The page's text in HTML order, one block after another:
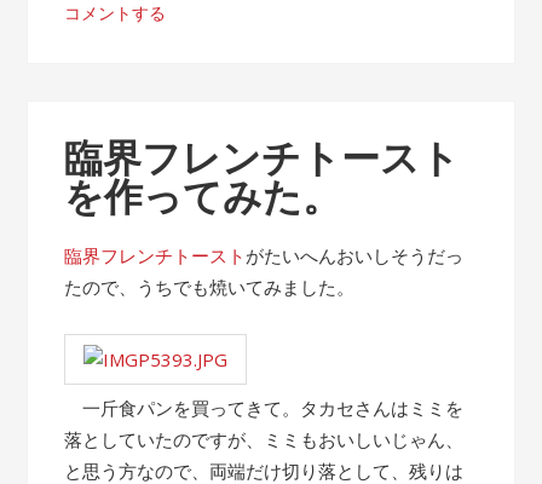
コメントする
臨界フレンチトースト
を作ってみた。
臨界フレンチトースト がたいへんおいしそうだっ
たので、うちでも焼いてみました。
一斤食パンを買ってきて。タカセさんはミミを
落としていたのですが、ミミもおいしいじゃん、
と思う方なので、両端だけ切り落として、残りは